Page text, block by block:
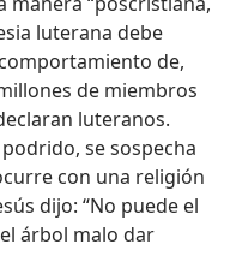
luterana debe
de,
de miembros
luteranos.
se sospecha
con una religión
dijo: “No puede el
árbol malo dar